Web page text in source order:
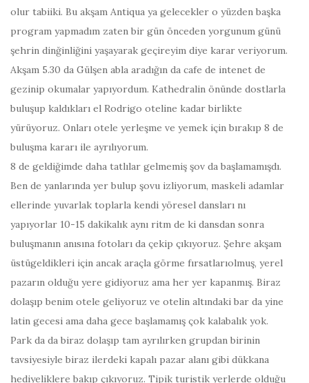
olur tabiiki. Bu akşam Antiqua ya gelecekler o yüzden başka
program yapmadım zaten bir gün önceden yorgunum günü
şehrin dinğinliğini yaşayarak geçireyim diye karar veriyorum.
Akşam 5.30 da Gülşen abla aradığın da cafe de intenet de
gezinip okumalar yapıyordum. Kathedralin önünde dostlarla
buluşup kaldıkları el Rodrigo oteline kadar birlikte
yürüyoruz. Onları otele yerleşme ve yemek için bırakıp 8 de
buluşma kararı ile ayrılıyorum.
8 de geldiğimde daha tatlılar gelmemiş şov da başlamamışdı.
Ben de yanlarında yer bulup şovu izliyorum, maskeli adamlar
ellerinde yuvarlak toplarla kendi yöresel dansları nı
yapıyorlar 10-15 dakikalık aynı ritm de ki dansdan sonra
buluşmanın anısına fotoları da çekip çıkıyoruz. Şehre akşam
üstügeldikleri için ancak araçla görme fırsatlarıolmuş, yerel
pazarın olduğu yere gidiyoruz ama her yer kapanmış. Biraz
dolaşıp benim otele geliyoruz ve otelin altındaki bar da yine
latin gecesi ama daha gece başlamamış çok kalabalık yok.
Park da da biraz dolaşıp tam ayrılırken grupdan birinin
tavsiyesiyle biraz ilerdeki kapalı pazar alanı gibi dükkana
hediyeliklere bakıp çıkıyoruz. Tipik turistik yerlerde olduğu